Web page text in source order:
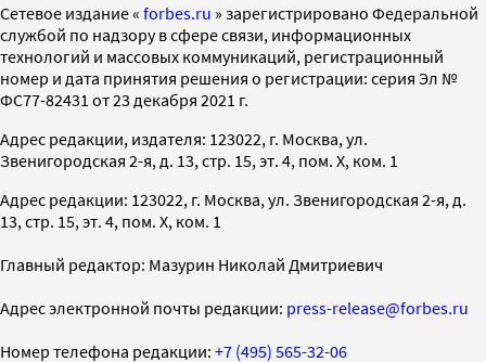
Cетевое издание « forbes.ru » зарегистрировано Федеральной
службой по надзору в сфере связи, информационных
технологий и массовых коммуникаций, регистрационный
номер и дата принятия решения о регистрации: серия Эл №
ФС77-82431 от 23 декабря 2021 г.
Адрес редакции, издателя: 123022, г. Москва, ул.
Звенигородская 2-я, д. 13, стр. 15, эт. 4, пом. X, ком. 1
Адрес редакции: 123022, г. Москва, ул. Звенигородская 2-я, д.
13, стр. 15, эт. 4, пом. X, ком. 1
Главный редактор: Мазурин Николай Дмитриевич
Адрес электронной почты редакции: press-release@forbes.ru
Номер телефона редакции: +7 (495) 565-32-06